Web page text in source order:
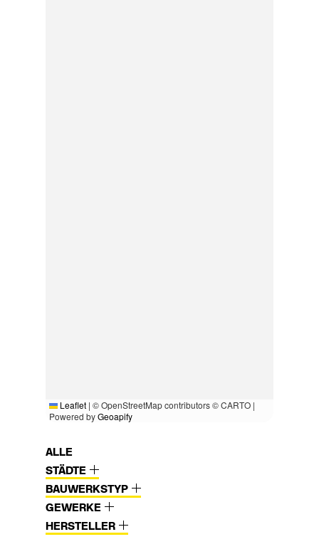
Leaflet | © OpenStreetMap contributors © CARTO |
Powered byGeoapify
ALLE
STÄDTE
BAUWERKSTYP
GEWERKE
HERSTELLER